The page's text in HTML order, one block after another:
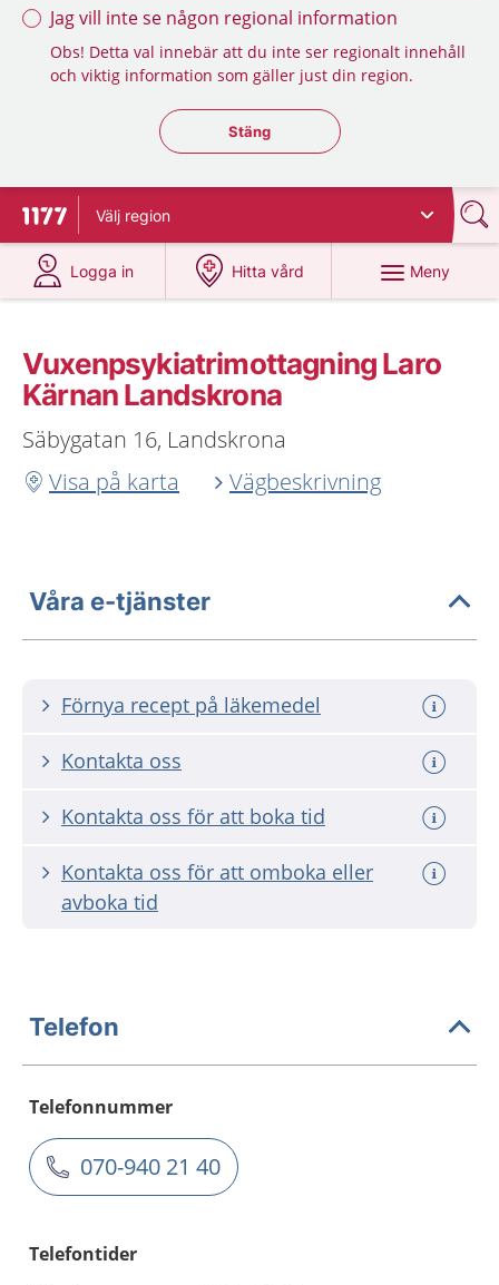
Jag vill inte se någon regional information
Obs! Detta val innebär att du inte ser regionalt innehåll
och viktig information som gäller just din region.
Stäng regionsväljaren
Stäng
Till startsidan för 1177
Välj region
Logga in
på 1177.se
Hitta vård
på 1177.se
Meny
Vuxenpsykiatrimottagning Laro
Kärnan Landskrona
Säbygatan 16, Landskrona
Visa på karta
Vägbeskrivning
Våra e-tjänster
Förnya recept på läkemedel
Kontakta oss
Kontakta oss för att boka tid
Kontakta oss för att omboka eller
avboka tid
Telefon
Telefonnummer
070-940 21 40
Telefontider